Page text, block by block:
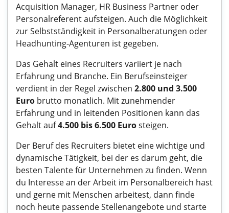
Acquisition Manager, HR Business Partner oder
Personalreferent aufsteigen. Auch die Möglichkeit
zur Selbstständigkeit in Personalberatungen oder
Headhunting-Agenturen ist gegeben.
Das Gehalt eines Recruiters variiert je nach
Erfahrung und Branche. Ein Berufseinsteiger
verdient in der Regel zwischen 2.800 und 3.500
Euro brutto monatlich. Mit zunehmender
Erfahrung und in leitenden Positionen kann das
Gehalt auf4.500 bis 6.500 Eurosteigen.
Der Beruf des Recruiters bietet eine wichtige und
dynamische Tätigkeit, bei der es darum geht, die
besten Talente für Unternehmen zu finden. Wenn
du Interesse an der Arbeit im Personalbereich hast
und gerne mit Menschen arbeitest, dann finde
noch heute passende Stellenangebote und starte